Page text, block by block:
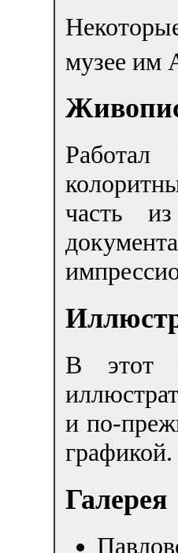
музее им
часть
В этот
и по-
графикой.
Галерея